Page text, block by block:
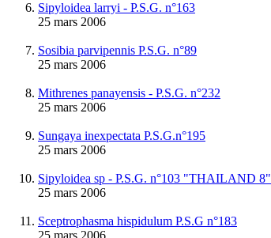
Sipyloidea larryi - P.S.G. n°163
25 mars 2006
Sosibia parvipennis P.S.G. n°89
25 mars 2006
Mithrenes panayensis - P.S.G. n°232
25 mars 2006
Sungaya inexpectata P.S.G.n°195
25 mars 2006
Sipyloidea sp - P.S.G. n°103 "THAILAND 8"
25 mars 2006
Sceptrophasma hispidulum P.S.G n°183
25 mars 2006